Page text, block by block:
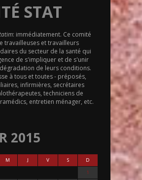
STAT
: immédiatement. Ce comité
travailleuses et travailleurs
du secteur de la santé qui
de s'impliquer et de s'unir
de leurs conditions.
à tous et toutes - préposés,
infirmières, secrétaires
techniciens de
entretien ménager, etc.
2015
M J V S
D
1